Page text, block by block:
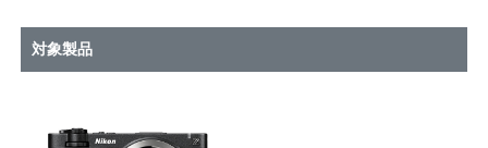
対象製品